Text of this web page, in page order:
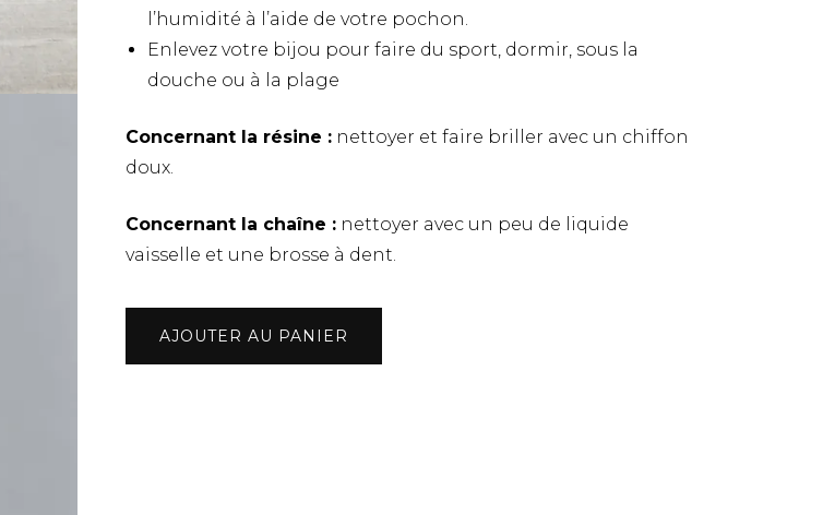
l’humidité à l’aide de votre pochon.
Enlevez votre bijou pour faire du sport, dormir, sous la
douche ou à la plage
Concernant la résine : nettoyer et faire briller avec un chiffon
doux.
Concernant la chaîne : nettoyer avec un peu de liquide
vaisselle et une brosse à dent.
quantité
Collier
AJOUTER AU PANIER